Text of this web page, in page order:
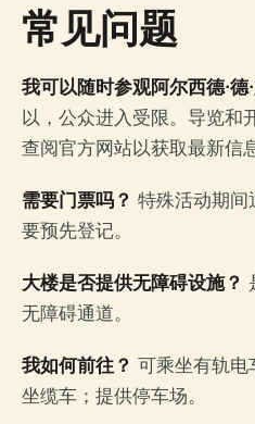
常见问题
我可以随时参观阿尔西德·德
以，公众进入受限。导览和
查阅官方网站以获取最新信
需要门票吗？ 特殊活动期间
要预先登记。
大楼是否提供无障碍设施？
无障碍通道。
我如何前往？ 可乘坐有轨电
坐缆车；提供停车场。